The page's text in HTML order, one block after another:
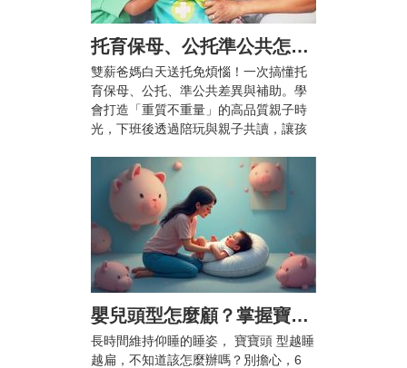
托育保母、公托準公共怎麼選？雙薪家庭托育攻略與親子陪伴指南
雙薪爸媽白天送托免煩惱！一次搞懂托
育保母、公托、準公共差異與補助。學
會打造「重質不重量」的高品質親子時
光，下班後透過陪玩與親子共讀，讓孩
育兒。
嬰兒頭型怎麼顧？掌握寶寶頭型黃金期5大關鍵，顧好漂亮頭型不扁頭！
長時間維持仰睡的睡姿， 寶寶頭 型越睡
越扁，不知道該怎麼辦嗎？別擔心，6